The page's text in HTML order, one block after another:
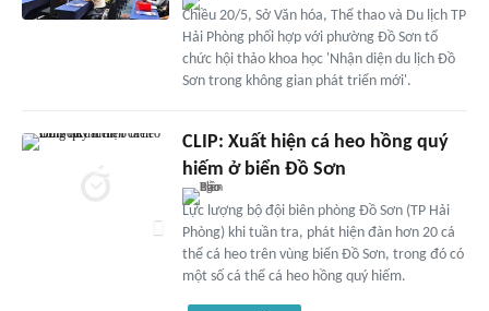
Chiều 20/5, Sở Văn hóa, Thể thao và Du lịch TP
Hải Phòng phối hợp với phường Đồ Sơn tổ
chức hội thảo khoa học 'Nhận diện du lịch Đồ
Sơn trong không gian phát triển mới'.
CLIP: Xuất hiện cá heo hồng quý
hiếm ở biển Đồ Sơn
Lực lượng bộ đội biên phòng Đồ Sơn (TP Hải
Phòng) khi tuần tra, phát hiện đàn hơn 20 cá
thể cá heo trên vùng biển Đồ Sơn, trong đó có
một số cá thể cá heo hồng quý hiếm.